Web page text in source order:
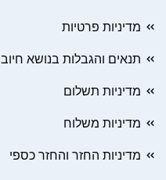
מדיניות פרטיות
תנאים והגבלות בנושא חיוב
מדיניות תשלום
מדיניות משלוח
מדיניות החזר והחזר כספי